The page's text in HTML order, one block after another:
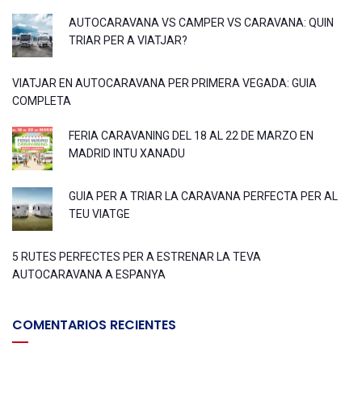
AUTOCARAVANA VS CAMPER VS CARAVANA: QUIN
TRIAR PER A VIATJAR?
VIATJAR EN AUTOCARAVANA PER PRIMERA VEGADA: GUIA
COMPLETA
FERIA CARAVANING DEL 18 AL 22 DE MARZO EN
MADRID INTU XANADU
GUIA PER A TRIAR LA CARAVANA PERFECTA PER AL
TEU VIATGE
5 RUTES PERFECTES PER A ESTRENAR LA TEVA
AUTOCARAVANA A ESPANYA
COMENTARIOS RECIENTES